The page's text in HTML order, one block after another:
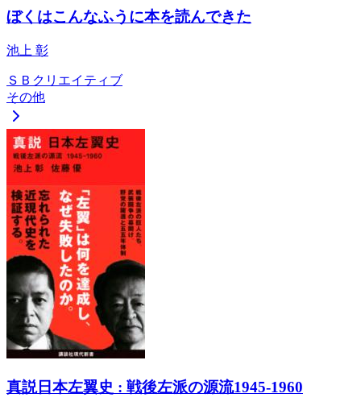
ぼくはこんなふうに本を読んできた
池上 彰
ＳＢクリエイティブ
その他
真説日本左翼史 : 戦後左派の源流1945-1960